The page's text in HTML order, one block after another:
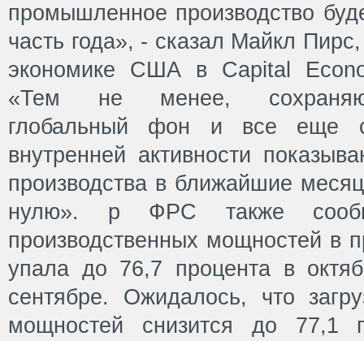
промышленное производство
часть года», - сказал Майкл
экономике США в Capital
«Тем не менее,
глобальный фон и все еще
внутренней активности
производства в ближайшие
нулю». p ФРС также
производственных мощностей в
упала до 76,7 процента в
сентябре. Ожидалось, что
мощностей снизится до 77,1